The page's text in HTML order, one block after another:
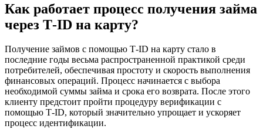
Как работает процесс получения займа
через Т-ID на карту?
Получение займов с помощью Т-ID на карту стало в
последние годы весьма распространенной практикой среди
потребителей, обеспечивая простоту и скорость выполнения
финансовых операций. Процесс начинается с выбора
необходимой суммы займа и срока его возврата. После этого
клиенту предстоит пройти процедуру верификации с
помощью Т-ID, который значительно упрощает и ускоряет
процесс идентификации.